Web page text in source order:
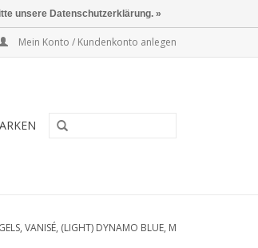
Mein Konto / Kundenkonto anlegen
VANISÉ, (LIGHT) DYNAMO BLUE, M
unsere Datenschutzerklärung. »